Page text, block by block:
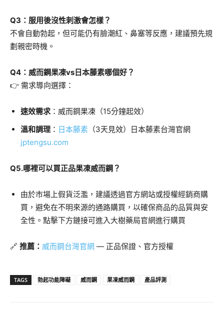
Q3：服用後沒性刺激會怎樣？
不會自動勃起，但可能仍有臉潮紅、鼻塞等反應，建議預先規
劃親密時機。
Q4：威而鋼果凍vs日本藤素哪個好？
👉 需求導向選擇：
速效需求：威而鋼果凍（15分鐘起效）
溫和調理 ： 日本藤素 （3天見效）日本藤素台灣官網
jptengsu.com
Q5.哪裡可以買正品果凍威而鋼？
由於市場上假貨泛濫，建議透過官方網站或授權經銷商購
買，避免在不明來源的通路購買，以確保商品的品質與安
全性。點擊下方鏈接可進入大樹藥局官網進行購買
🔗 推薦： 威而鋼台灣官網 — 正品保證、官方授權
TAGS 勃起功能障礙 威而鋼 果凍威而鋼 產品評測